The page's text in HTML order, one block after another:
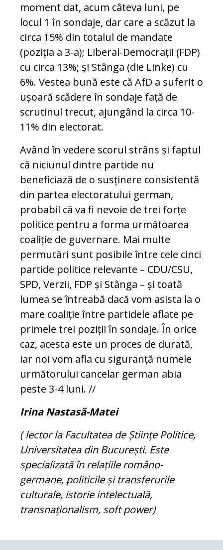
moment dat, acum câteva luni, pe
locul 1 în sondaje, dar care a scăzut la
circa 15% din totalul de mandate
(poziția a 3-a); Liberal-Democrații (FDP)
cu circa 13%; și Stânga (die Linke) cu
6%. Vestea bună este că AfD a suferit o
ușoară scădere în sondaje față de
scrutinul trecut, ajungând la circa 10-
11% din electorat.
Având în vedere scorul strâns și faptul
că niciunul dintre partide nu
beneficiază de o susținere consistentă
din partea electoratului german,
probabil că va fi nevoie de trei forțe
politice pentru a forma următoarea
coaliție de guvernare. Mai multe
permutări sunt posibile între cele cinci
partide politice relevante – CDU/CSU,
SPD, Verzii, FDP și Stânga – și toată
lumea se întreabă dacă vom asista la o
mare coaliție între partidele aflate pe
primele trei poziții în sondaje. În orice
caz, acesta este un proces de durată,
iar noi vom afla cu siguranță numele
următorului cancelar german abia
peste 3-4 luni. //
Irina Nastasă-Matei
( lector la Facultatea de Științe Politice,
Universitatea din București. Este
specializată în relațiile româno-
germane, politicile și transferurile
culturale, istorie intelectuală,
transnaționalism, soft power)